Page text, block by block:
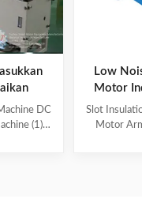
DC
(1)
Low
Motor
Slot
Motor